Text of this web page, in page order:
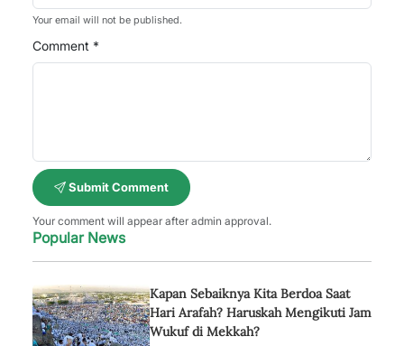
Your email will not be published.
Comment *
Submit Comment
Your comment will appear after admin approval.
Popular News
Kapan Sebaiknya Kita Berdoa Saat
Hari Arafah? Haruskah Mengikuti Jam
Wukuf di Mekkah?